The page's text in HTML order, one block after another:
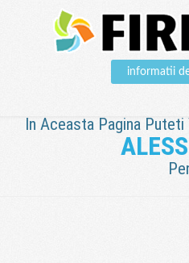
informatii
In Aceasta Pagina